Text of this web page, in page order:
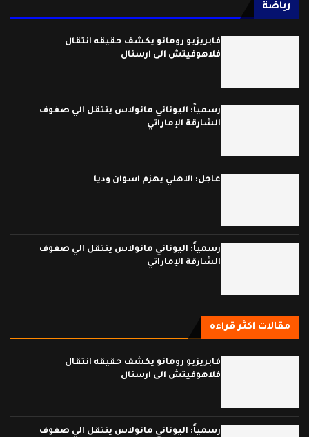
رياضة
فابريزيو رومانو يكشف حقيقه انتقال
فلاهوفيتش الى ارسنال
رسمياً: اليوناني مانولاس ينتقل الي صفوف
الشارقة الإماراتي
عاجل: الاهلي يهزم اسوان وديا
رسمياً: اليوناني مانولاس ينتقل الي صفوف
الشارقة الإماراتي
مقالات اكثر قراءه
فابريزيو رومانو يكشف حقيقه انتقال
فلاهوفيتش الى ارسنال
رسمياً: اليوناني مانولاس ينتقل الي صفوف